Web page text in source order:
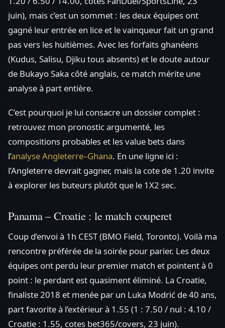
juin), mais c’est un sommet : les deux équipes ont
gagné leur entrée en lice et le vainqueur fait un grand
pas vers les huitièmes. Avec les forfaits ghanéens
(Kudus, Salisu, Djiku tous absents) et le doute autour
de Bukayo Saka côté anglais, ce match mérite une
analyse à part entière.
C’est pourquoi je lui consacre un dossier complet :
retrouvez mon pronostic argumenté, les
compositions probables et les value bets dans
l’analyse Angleterre–Ghana. En une ligne ici :
l’Angleterre devrait gagner, mais la cote de 1.20 invite
à explorer les buteurs plutôt que le 1X2 sec.
Panama – Croatie : le match couperet
Coup d’envoi à 1h CEST (BMO Field, Toronto). Voilà ma
rencontre préférée de la soirée pour parier. Les deux
équipes ont perdu leur premier match et pointent à 0
point : le perdant est quasiment éliminé. La Croatie,
finaliste 2018 et menée par un Luka Modrić de 40 ans,
part favorite à l’extérieur à 1.55 (1 : 7.50 / nul : 4.10 /
Croatie : 1.55, cotes bet365/covers, 23 juin).